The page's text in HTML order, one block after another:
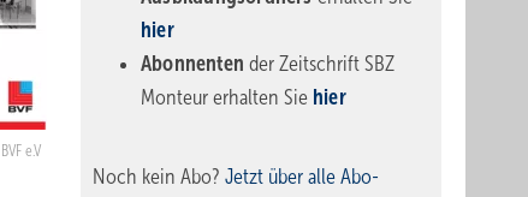
BVF e.V
hier
Abonnentender Zeitschrift SBZ
Monteur erhalten Sie hier
Noch kein Abo? Jetzt über alle Abo-